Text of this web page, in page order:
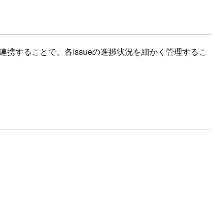
することで、各Issueの進捗状況を細かく管理するこ